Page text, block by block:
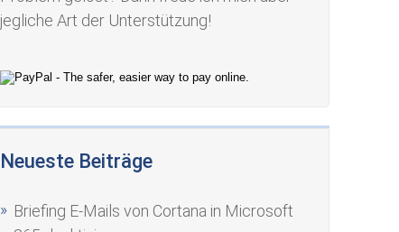
jegliche Art der Unterstützung!
Neueste Beiträge
Briefing E-Mails von Cortana in Microsoft